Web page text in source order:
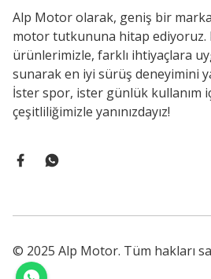
Alp Motor olarak, geniş bir
motor tutkununa hitap ediyoruz.
ürünlerimizle, farklı ihtiyaçlara
sunarak en iyi sürüş deneyimini
İster spor, ister günlük kullanım
çeşitliliğimizle yanınızdayız!
© 2025 Alp Motor. Tüm hakları